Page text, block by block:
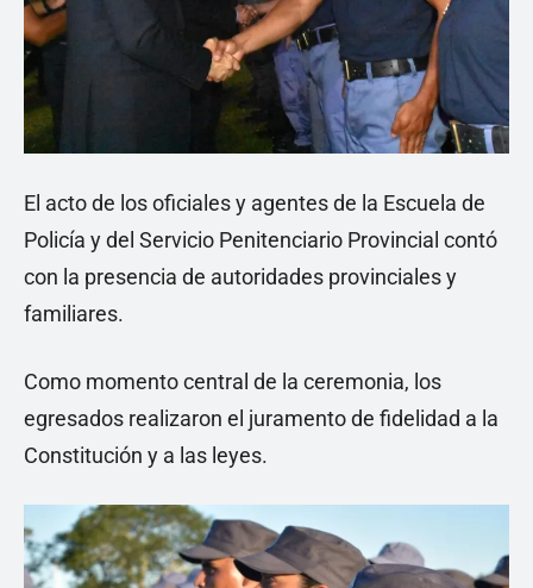
El acto de los oficiales y agentes de la Escuela de
Policía y del Servicio Penitenciario Provincial contó
con la presencia de autoridades provinciales y
familiares.
Como momento central de la ceremonia, los
egresados realizaron el juramento de fidelidad a la
Constitución y a las leyes.